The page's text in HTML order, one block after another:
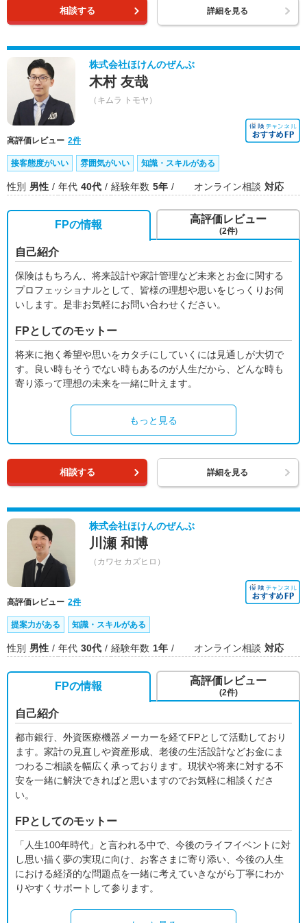
相談する 詳細を見る
株式会社ほけんのぜんぶ
木村 友哉
（キムラ トモヤ）
高評価レビュー 2件
接客態度がいい 雰囲気がいい 知識・スキルがある
性別 男性 年代 40代 経験年数 5年 オンライン相談 対応
FPの情報
自己紹介
保険はもちろん、将来設計や家計管理など未来とお金に関する
プロフェッショナルとして、皆様の理想や思いをじっくりお伺
いします。是非お気軽にお問い合わせください。
FPとしてのモットー
将来に抱く希望や思いをカタチにしていくには見通しが大切で
す。良い時もそうでない時もあるのが人生だから、どんな時も
寄り添って理想の未来を一緒に叶えます。
もっと見る
高評価レビュー
(2件)
相談する 詳細を見る
株式会社ほけんのぜんぶ
川瀬 和博
（カワセ カズヒロ）
高評価レビュー 2件
提案力がある 知識・スキルがある
性別 男性 年代 30代 経験年数 1年 オンライン相談 対応
FPの情報
自己紹介
都市銀行、外資医療機器メーカーを経てFPとして活動しており
ます。家計の見直しや資産形成、老後の生活設計などお金にま
つわるご相談を幅広く承っております。現状や将来に対する不
安を一緒に解決できればと思いますのでお気軽に相談くださ
い。
FPとしてのモットー
「人生100年時代」と言われる中で、今後のライフイベントに対
し思い描く夢の実現に向け、お客さまに寄り添い、今後の人生
における経済的な問題点を一緒に考えていきながら丁寧にわか
りやすくサポートして参ります。
高評価レビュー
(2件)